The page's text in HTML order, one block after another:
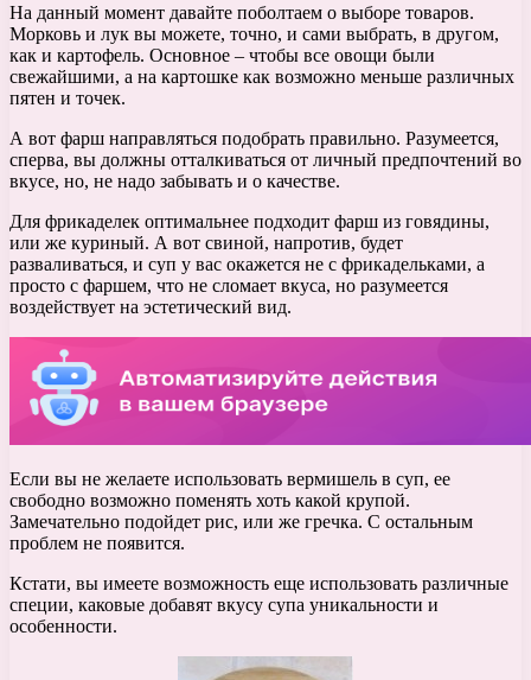
На данный момент давайте поболтаем о выборе товаров.
Морковь и лук вы можете, точно, и сами выбрать, в другом,
как и картофель. Основное – чтобы все овощи были
свежайшими, а на картошке как возможно меньше различных
пятен и точек.
А вот фарш направляться подобрать правильно. Разумеется,
сперва, вы должны отталкиваться от личный предпочтений во
вкусе, но, не надо забывать и о качестве.
Для фрикаделек оптимальнее подходит фарш из говядины,
или же куриный. А вот свиной, напротив, будет
разваливаться, и суп у вас окажется не с фрикадельками, а
просто с фаршем, что не сломает вкуса, но разумеется
воздействует на эстетический вид.
Если вы не желаете использовать вермишель в суп, ее
свободно возможно поменять хоть какой крупой.
Замечательно подойдет рис, или же гречка. С остальным
проблем не появится.
Кстати, вы имеете возможность еще использовать различные
специи, каковые добавят вкусу супа уникальности и
особенности.